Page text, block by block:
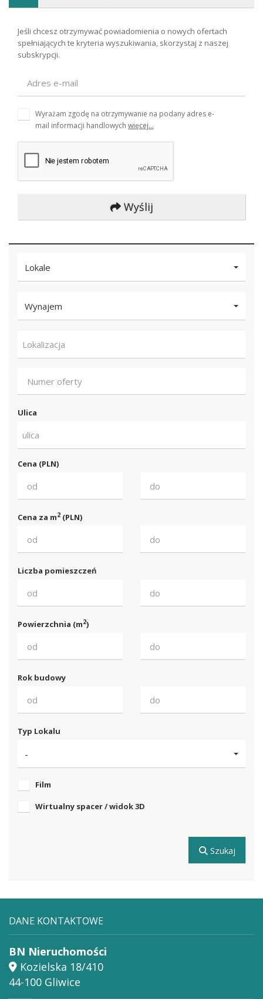
Lokale
Wynajem
Lokalizacja
Ulica
ulica
Cena (PLN)
Cena za m2 (PLN)
Liczba pomieszczeń
Powierzchnia (m2)
Rok budowy
Typ Lokalu
-
Film
Wirtualny spacer / widok 3D
Szukaj
Jeśli chcesz otrzymywać powiadomienia o nowych ofertach
spełniających te kryteria wyszukiwania, skorzystaj z naszej
subskrypcji.
Wyrażam zgodę na otrzymywanie na podany adres e-
mail informacji handlowych więcej...
Wyślij
DANE KONTAKTOWE
BN Nieruchomości
Kozielska 18/410
44-100 Gliwice